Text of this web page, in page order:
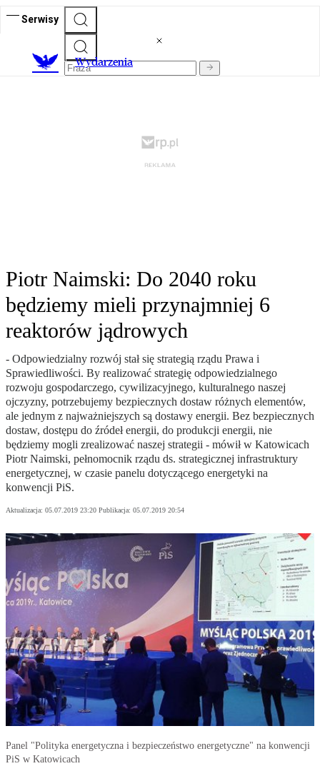
Serwisy
Wydarzenia
Piotr Naimski: Do 2040 roku
będziemy mieli przynajmniej 6
reaktorów jądrowych
- Odpowiedzialny rozwój stał się strategią rządu Prawa i
Sprawiedliwości. By realizować strategię odpowiedzialnego
rozwoju gospodarczego, cywilizacyjnego, kulturalnego naszej
ojczyzny, potrzebujemy bezpiecznych dostaw różnych elementów,
ale jednym z najważniejszych są dostawy energii. Bez bezpiecznych
dostaw, dostępu do źródeł energii, do produkcji energii, nie
będziemy mogli zrealizować naszej strategii - mówił w Katowicach
Piotr Naimski, pełnomocnik rządu ds. strategicznej infrastruktury
energetycznej, w czasie panelu dotyczącego energetyki na
konwencji PiS.
Aktualizacja: 05.07.2019 23:20 Publikacja: 05.07.2019 20:54
Panel "Polityka energetyczna i bezpieczeństwo energetyczne" na konwencji
PiS w Katowicach